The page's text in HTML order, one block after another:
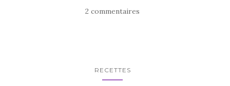
2 commentaires
RECETTES